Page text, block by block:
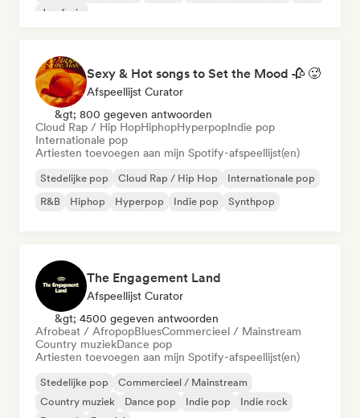
Jazzfusie
Sexy & Hot songs to Set the Mood 🥀 🥵
Afspeellijst Curator
&gt; 800 gegeven antwoorden
Cloud Rap / Hip HopHiphopHyperpopIndie pop
Internationale pop
Artiesten toevoegen aan mijn Spotify-afspeellijst(en)
Stedelijke pop Cloud Rap / Hip Hop
Internationale pop
R&B
Hiphop Hyperpop Indie pop Synthpop
The Engagement Land
Afspeellijst Curator
&gt; 4500 gegeven antwoorden
Afrobeat / AfropopBluesCommercieel / Mainstream
Country muziekDance pop
Artiesten toevoegen aan mijn Spotify-afspeellijst(en)
Stedelijke pop
Commercieel / Mainstream
Country muziek
Dance pop Indie pop
Indie rock